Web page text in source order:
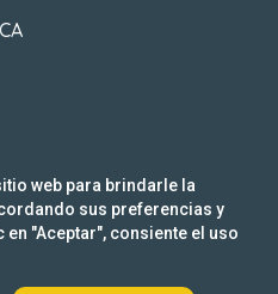
web para brindarle la
sus preferencias y
"Aceptar", consiente el uso